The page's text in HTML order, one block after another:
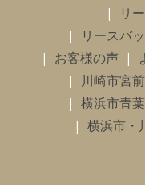
リ
リースバ
お客様の声
川崎市宮
横浜市青
横浜市・